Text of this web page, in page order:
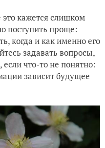
это кажется слишком
поступить проще:
когда и как именно его
задавать вопросы,
что-то не понятно:
зависит будущее